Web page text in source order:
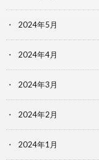
2024年5月
2024年4月
2024年3月
2024年2月
2024年1月